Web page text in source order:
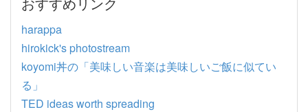
harappa
hirokick's photostream
koyomi丼の「美味しい音楽は美味しいご飯に似てい
る」
TED ideas worth spreading